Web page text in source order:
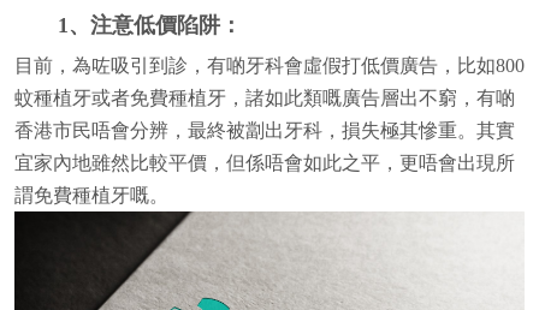
1、注意低價陷阱：
目前，為咗吸引到診，有啲牙科會虛假打低價廣告，比如800
蚊種植牙或者免費種植牙，諸如此類嘅廣告層出不窮，有啲
香港市民唔會分辨，最終被劏出牙科，損失極其慘重。其實
宜家內地雖然比較平價，但係唔會如此之平，更唔會出現所
謂免費種植牙嘅。